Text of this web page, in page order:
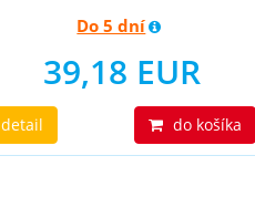
Do 5 dní
39,18 EUR
detail do košíka